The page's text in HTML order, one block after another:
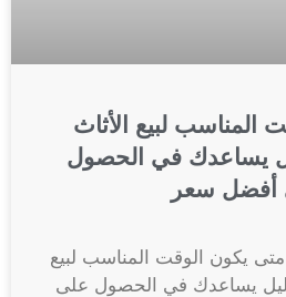
المناسب لبيع الأثاث
يساعدك في الحصول
أفضل سعر
متى يكون الوقت المناسب لبيع
يساعدك في الحصول على